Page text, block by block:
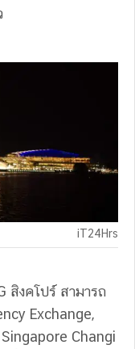
iT24Hrs
สิงคโปร์ สามารถ
Exchange,
Changi